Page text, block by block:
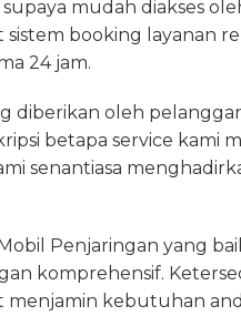
mudah diakses
sistem booking layanan
24 jam.
diberikan oleh
betapa service kami
senantiasa
Penjaringan yang
komprehensif.
menjamin kebutuhan